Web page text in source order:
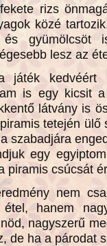
rizs
közé
és
lesz az
játék kedvéért
is egy kicsit
látvány is
tetején ülő
szabadjára
egy
piramis csúcsát
nem
étel, hanem
nagyszerű
de ha a párodat